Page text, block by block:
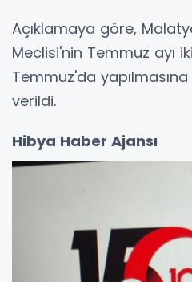
Açıklamaya göre,
Meclisi'nin Temmuz ayı
Temmuz'da
verildi.
Hibya Haber Ajansı